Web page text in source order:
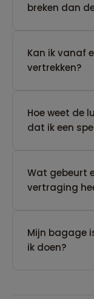
breken dan
Kan ik vanaf
vertrekken?
Hoe weet de
dat ik een
Wat gebeurt
vertraging
Mijn bagage
ik doen?